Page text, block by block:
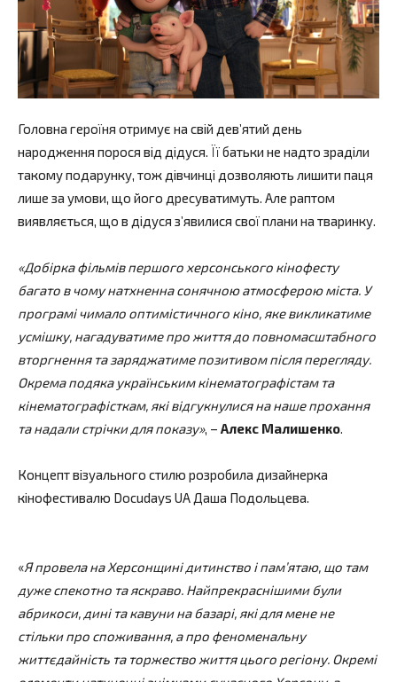
Головна героїня отримує на свій дев’ятий день
народження порося від дідуся. Її батьки не надто зраділи
такому подарунку, тож дівчинці дозволяють лишити паця
лише за умови, що його дресуватимуть. Але раптом
виявляється, що в дідуся з’явилися свої плани на тваринку.
«Добірка фільмів першого херсонського кінофесту
багато в чому натхненна сонячною атмосферою міста. У
програмі чимало оптимістичного кіно, яке викликатиме
усмішку, нагадуватиме про життя до повномасштабного
вторгнення та заряджатиме позитивом після перегляду.
Окрема подяка українським кінематографістам та
кінематографісткам, які відгукнулися на наше прохання
та надали стрічки для показу», – Алекс Малишенко.
Концепт візуального стилю розробила дизайнерка
кінофестивалю Docudays UA Даша Подольцева.
«Я провела на Херсонщині дитинство і пам’ятаю, що там
дуже спекотно та яскраво. Найпрекраснішими були
абрикоси, дині та кавуни на базарі, які для мене не
стільки про споживання, а про феноменальну
життєдайність та торжество життя цього регіону. Окремі